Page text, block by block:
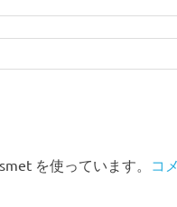
を使っています。 コ